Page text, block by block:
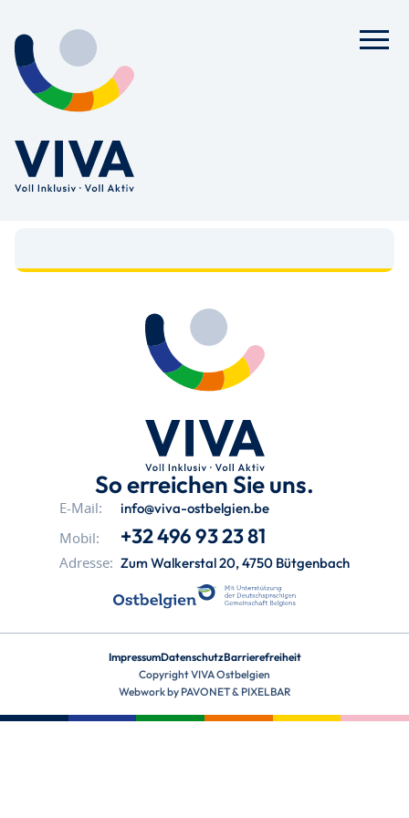
So erreichen Sie uns.
E-Mail: info@viva-ostbelgien.be
Mobil: +32 496 93 23 81
Adresse: Zum Walkerstal 20, 4750 Bütgenbach
ImpressumDatenschutzBarrierefreiheit
Copyright VIVA Ostbelgien
Webwork by PAVONET& PIXELBAR